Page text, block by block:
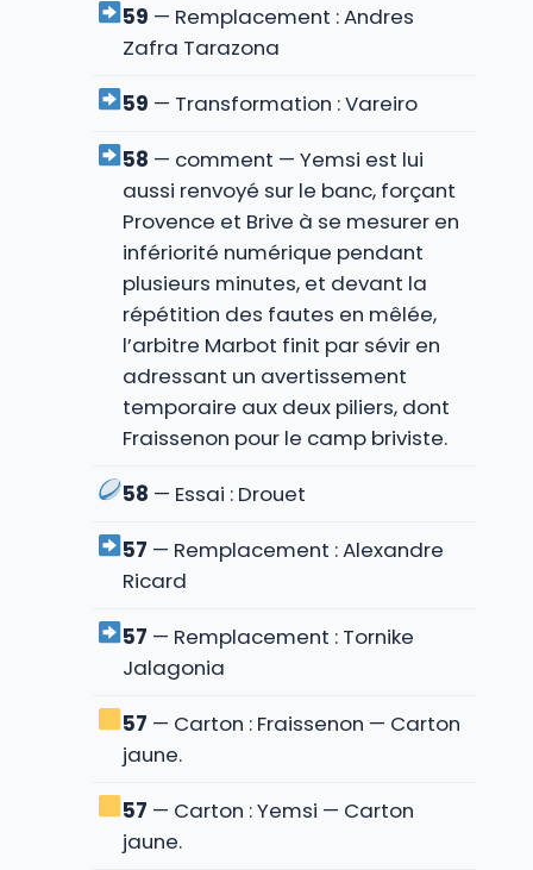
59 — Remplacement : Andres
Zafra Tarazona
59 — Transformation : Vareiro
58 — comment — Yemsi est lui
aussi renvoyé sur le banc, forçant
Provence et Brive à se mesurer en
infériorité numérique pendant
plusieurs minutes, et devant la
répétition des fautes en mêlée,
l’arbitre Marbot finit par sévir en
adressant un avertissement
temporaire aux deux piliers, dont
Fraissenon pour le camp briviste.
58 — Essai : Drouet
57 — Remplacement : Alexandre
Ricard
57 — Remplacement : Tornike
Jalagonia
57 — Carton : Fraissenon — Carton
jaune.
57 — Carton : Yemsi — Carton
jaune.